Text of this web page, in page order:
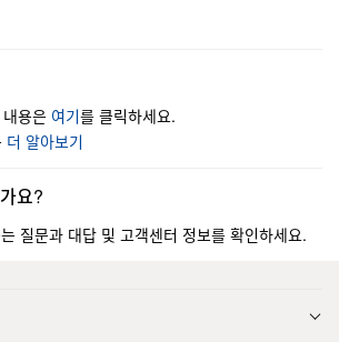
용은 여기를 클릭하세요.
더 알아보기
요?
질문과 대답 및 고객센터 정보를 확인하세요.